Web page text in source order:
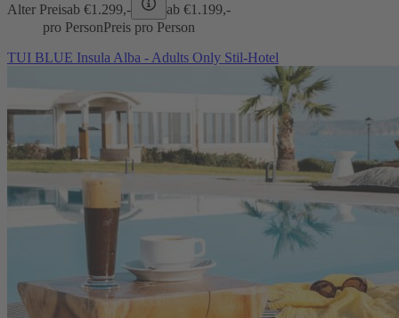
Alter Preisab €1.299,- ab €1.199,-
pro PersonPreis pro Person
TUI BLUE Insula Alba - Adults Only Stil-Hotel